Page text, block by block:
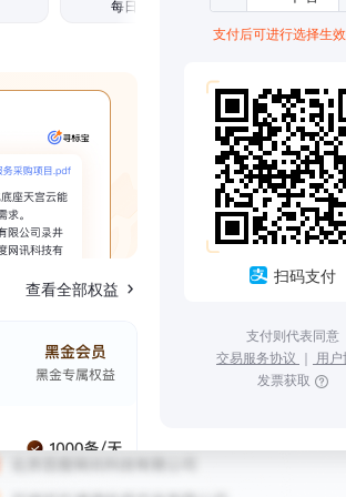
每日仅1.08元
查看全部权益
支付后可进行选择生
扫码支付
支付则代表同意
交易服务协议 ｜ 用户
发票获取